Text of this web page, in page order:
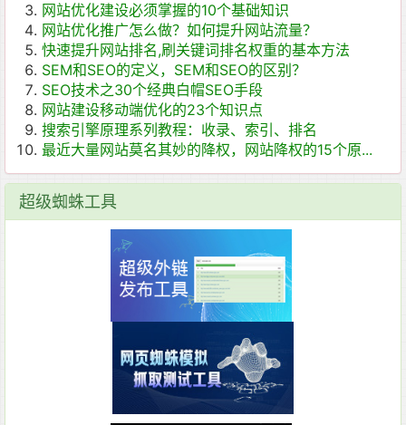
网站优化建设必须掌握的10个基础知识
网站优化推广怎么做？如何提升网站流量？
快速提升网站排名,刷关键词排名权重的基本方法
SEM和SEO的定义，SEM和SEO的区别？
SEO技术之30个经典白帽SEO手段
网站建设移动端优化的23个知识点
搜索引擎原理系列教程：收录、索引、排名
最近大量网站莫名其妙的降权，网站降权的15个原...
超级蜘蛛工具